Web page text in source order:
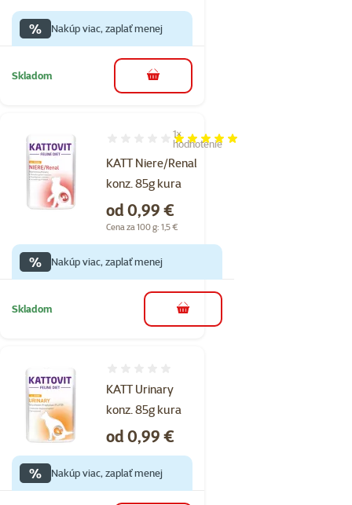
% Nakúp viac, zaplať menej
Skladom do košíka
KATT Niere/Renal
konz. 85g kura
Hodnotenie 100%, počet hodnotení: 1
1×
hodnotenie
Cena
od 0,99 €
Cena za 100 g: 1,5 €
% Nakúp viac, zaplať menej
Skladom do košíka
KATT Urinary
konz. 85g kura
Cena
od 0,99 €
% Nakúp viac, zaplať menej